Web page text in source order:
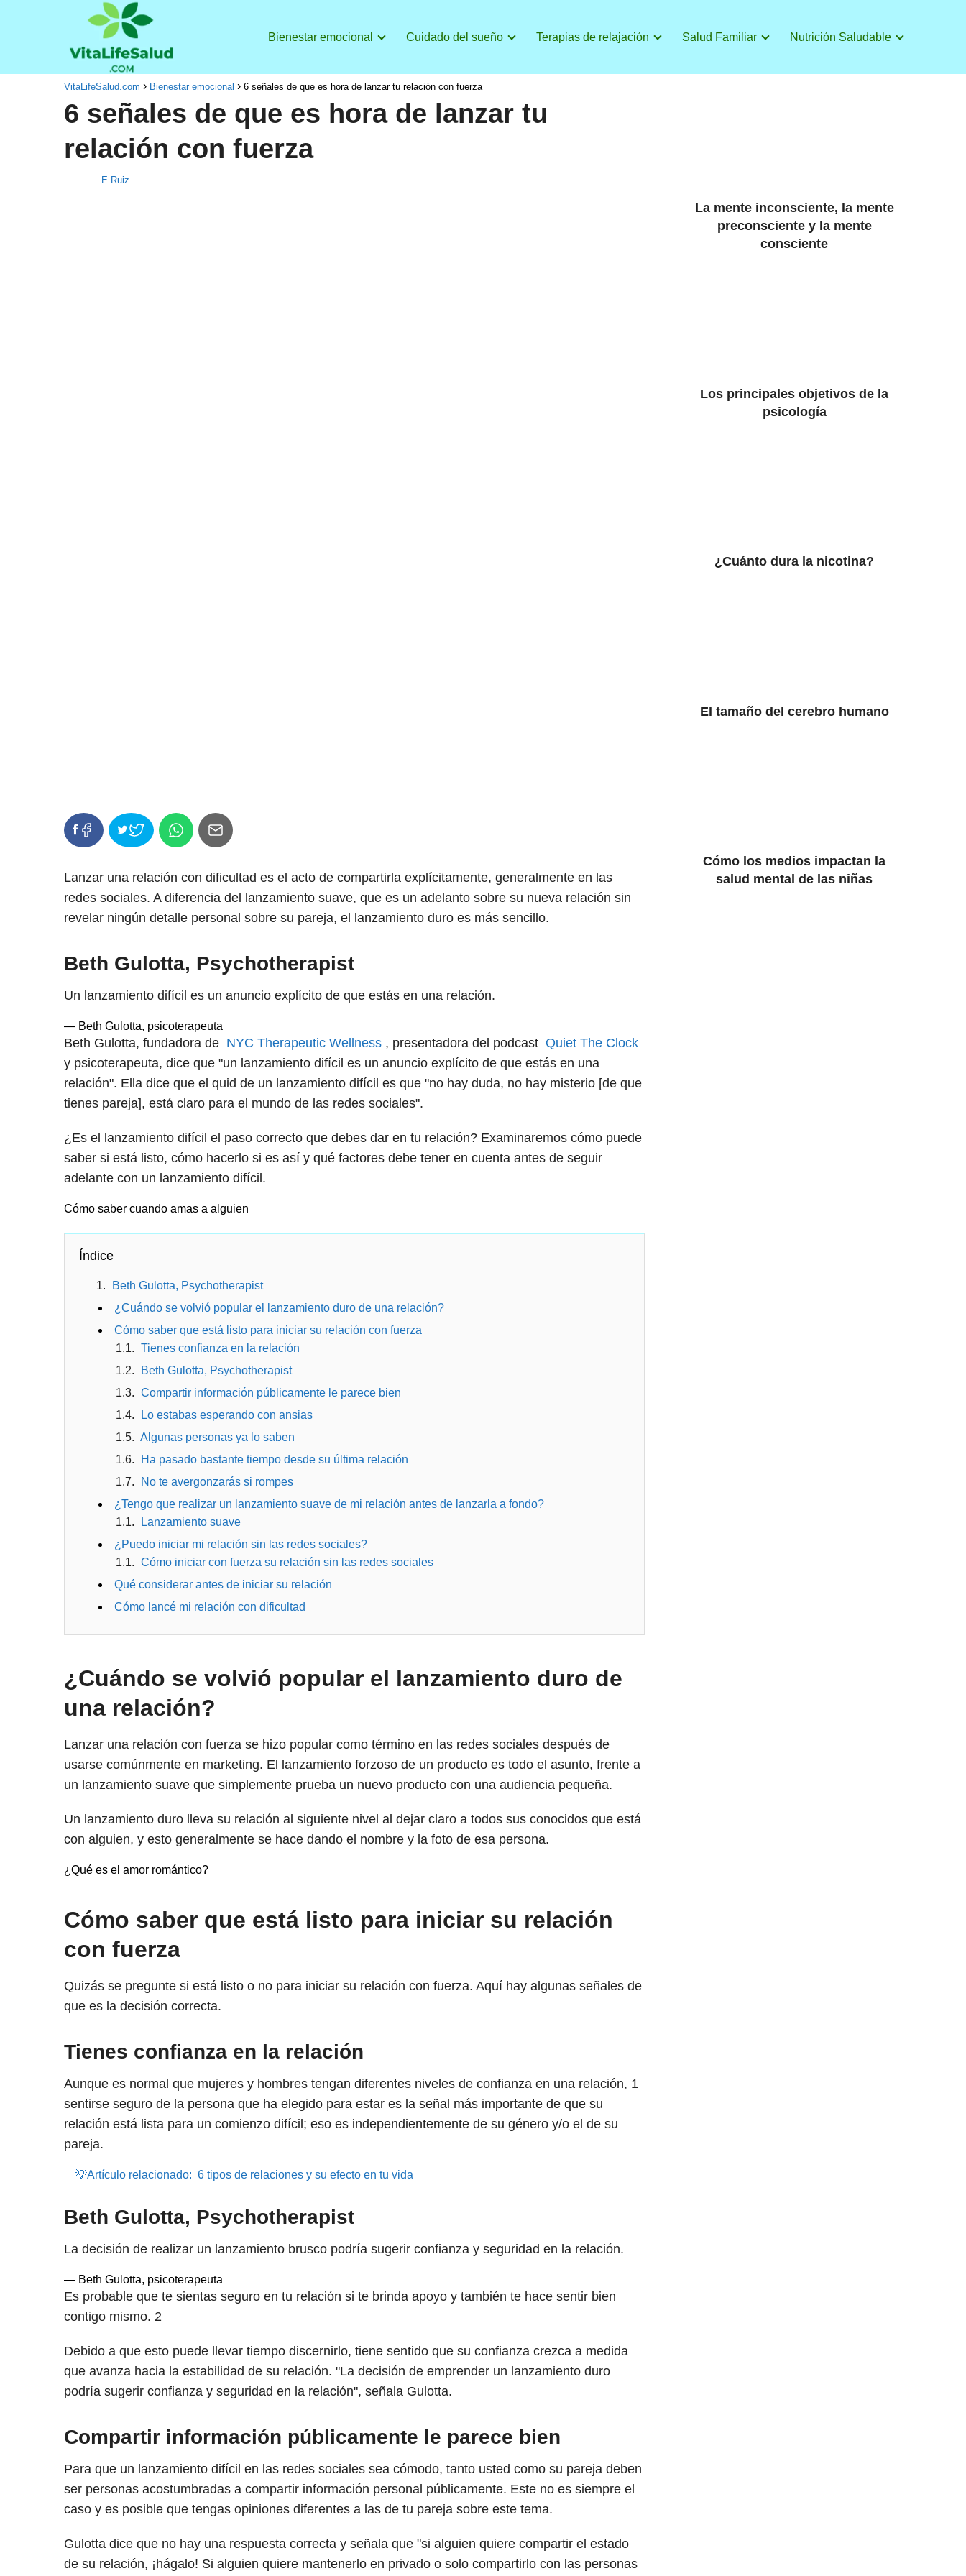
Bienestar emocional Cuidado del sueño Terapias de relajación Salud Familiar Nutrición Saludable
VitaLifeSalud.com Bienestar emocional 6 señales de que es hora de lanzar tu relación con fuerza
6 señales de que es hora de lanzar tu
relación con fuerza
E Ruiz
Lanzar una relación con dificultad es el acto de compartirla explícitamente, generalmente en las
redes sociales. A diferencia del lanzamiento suave, que es un adelanto sobre su nueva relación sin
revelar ningún detalle personal sobre su pareja, el lanzamiento duro es más sencillo.
Beth Gulotta, Psychotherapist
Un lanzamiento difícil es un anuncio explícito de que estás en una relación.
— Beth Gulotta, psicoterapeuta
Beth Gulotta, fundadora de NYC Therapeutic Wellness, presentadora del podcast Quiet The Clock
y psicoterapeuta, dice que "un lanzamiento difícil es un anuncio explícito de que estás en una
relación". Ella dice que el quid de un lanzamiento difícil es que "no hay duda, no hay misterio [de que
tienes pareja], está claro para el mundo de las redes sociales".
¿Es el lanzamiento difícil el paso correcto que debes dar en tu relación? Examinaremos cómo puede
saber si está listo, cómo hacerlo si es así y qué factores debe tener en cuenta antes de seguir
adelante con un lanzamiento difícil.
Cómo saber cuando amas a alguien
Índice
Beth Gulotta, Psychotherapist
¿Cuándo se volvió popular el lanzamiento duro de una relación?
Cómo saber que está listo para iniciar su relación con fuerza
Tienes confianza en la relación
Beth Gulotta, Psychotherapist
Compartir información públicamente le parece bien
Lo estabas esperando con ansias
Algunas personas ya lo saben
Ha pasado bastante tiempo desde su última relación
No te avergonzarás si rompes
¿Tengo que realizar un lanzamiento suave de mi relación antes de lanzarla a fondo?
Lanzamiento suave
¿Puedo iniciar mi relación sin las redes sociales?
Cómo iniciar con fuerza su relación sin las redes sociales
Qué considerar antes de iniciar su relación
Cómo lancé mi relación con dificultad
¿Cuándo se volvió popular el lanzamiento duro de
una relación?
Lanzar una relación con fuerza se hizo popular como término en las redes sociales después de
usarse comúnmente en marketing. El lanzamiento forzoso de un producto es todo el asunto, frente a
un lanzamiento suave que simplemente prueba un nuevo producto con una audiencia pequeña.
Un lanzamiento duro lleva su relación al siguiente nivel al dejar claro a todos sus conocidos que está
con alguien, y esto generalmente se hace dando el nombre y la foto de esa persona.
¿Qué es el amor romántico?
Cómo saber que está listo para iniciar su relación
con fuerza
Quizás se pregunte si está listo o no para iniciar su relación con fuerza. Aquí hay algunas señales de
que es la decisión correcta.
Tienes confianza en la relación
Aunque es normal que mujeres y hombres tengan diferentes niveles de confianza en una relación, 1
sentirse seguro de la persona que ha elegido para estar es la señal más importante de que su
relación está lista para un comienzo difícil; eso es independientemente de su género y/o el de su
pareja.
💡Artículo relacionado: 6 tipos de relaciones y su efecto en tu vida
Beth Gulotta, Psychotherapist
La decisión de realizar un lanzamiento brusco podría sugerir confianza y seguridad en la relación.
— Beth Gulotta, psicoterapeuta
Es probable que te sientas seguro en tu relación si te brinda apoyo y también te hace sentir bien
contigo mismo. 2
Debido a que esto puede llevar tiempo discernirlo, tiene sentido que su confianza crezca a medida
que avanza hacia la estabilidad de su relación. "La decisión de emprender un lanzamiento duro
podría sugerir confianza y seguridad en la relación", señala Gulotta.
Compartir información públicamente le parece bien
Para que un lanzamiento difícil en las redes sociales sea cómodo, tanto usted como su pareja deben
ser personas acostumbradas a compartir información personal públicamente. Este no es siempre el
caso y es posible que tengas opiniones diferentes a las de tu pareja sobre este tema.
Gulotta dice que no hay una respuesta correcta y señala que "si alguien quiere compartir el estado
de su relación, ¡hágalo! Si alguien quiere mantenerlo en privado o solo compartirlo con las personas
La mente inconsciente, la mente
preconsciente y la mente
consciente
Los principales objetivos de la
psicología
¿Cuánto dura la nicotina?
El tamaño del cerebro humano
Cómo los medios impactan la
salud mental de las niñas